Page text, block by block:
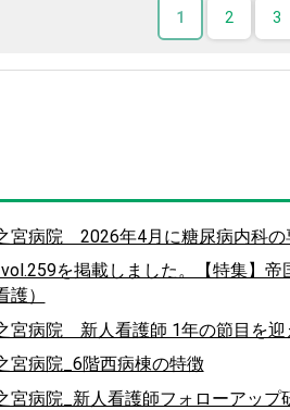
1 2 3
宮病院 2026年4月に糖尿病内科
を掲載しました。【特集
）
宮病院 新人看護師 1年の節目を迎
宮病院_6階西病棟の特徴
宮病院_新人看護師フォローアップ